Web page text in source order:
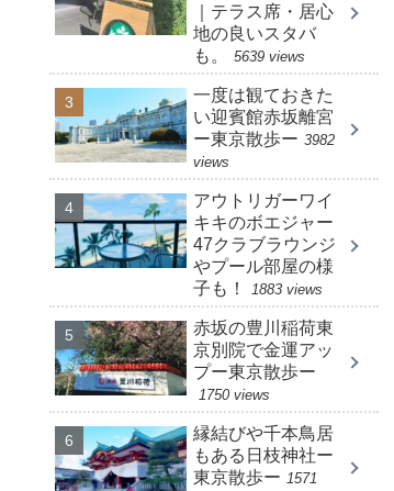
｜テラス席・居心
地の良いスタバ
も。
5639 views
一度は観ておきた
い迎賓館赤坂離宮
ー東京散歩ー 3982
views
アウトリガーワイ
キキのボエジャー
47クラブラウンジ
やプール部屋の様
子も！
1883 views
赤坂の豊川稲荷東
京別院で金運アッ
プー東京散歩ー
1750 views
縁結びや千本鳥居
もある日枝神社ー
東京散歩ー 1571